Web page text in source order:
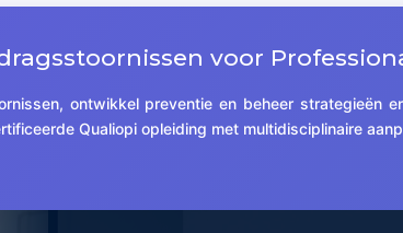
voor
ontwikkel preventie en beheer strategieën
Qualiopi opleiding met multidisciplinaire